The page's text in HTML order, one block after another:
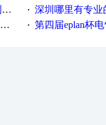
· 深圳哪里有专业
· 第四届eplan杯电气工